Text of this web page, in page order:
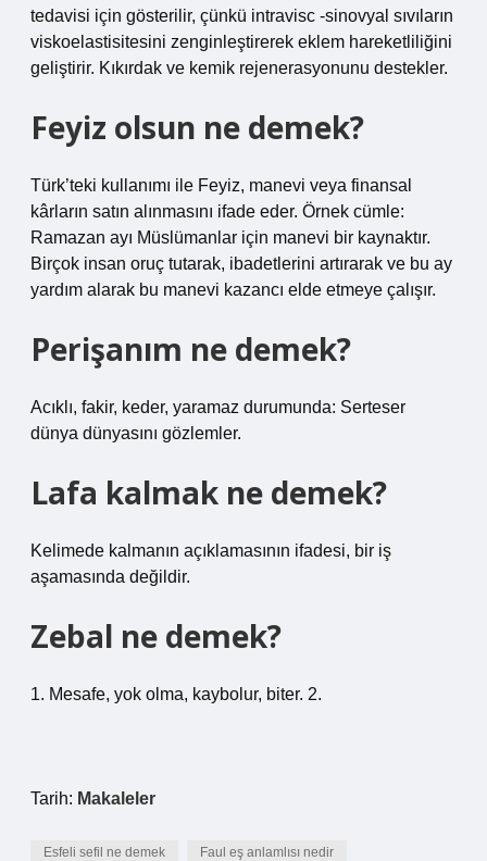
tedavisi için gösterilir, çünkü intravisc -sinovyal sıvıların
viskoelastisitesini zenginleştirerek eklem hareketliliğini
geliştirir. Kıkırdak ve kemik rejenerasyonunu destekler.
Feyiz olsun ne demek?
Türk’teki kullanımı ile Feyiz, manevi veya finansal
kârların satın alınmasını ifade eder. Örnek cümle:
Ramazan ayı Müslümanlar için manevi bir kaynaktır.
Birçok insan oruç tutarak, ibadetlerini artırarak ve bu ay
yardım alarak bu manevi kazancı elde etmeye çalışır.
Perişanım ne demek?
Acıklı, fakir, keder, yaramaz durumunda: Serteser
dünya dünyasını gözlemler.
Lafa kalmak ne demek?
Kelimede kalmanın açıklamasının ifadesi, bir iş
aşamasında değildir.
Zebal ne demek?
1. Mesafe, yok olma, kaybolur, biter. 2.
Tarih: Makaleler
Esfeli sefil ne demek Faul eş anlamlısı nedir